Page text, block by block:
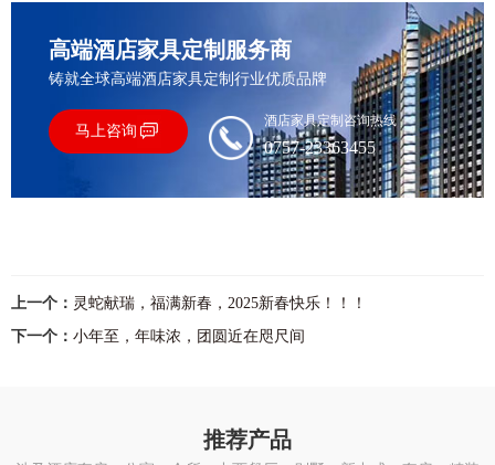
高端酒店家具定制服务商
铸就全球高端酒店家具定制行业优质品牌
马上咨询
酒店家具定制咨询热线
0757-23363455
上一个： ​灵蛇献瑞，福满新春，2025新春快乐！！！
下一个： 小年至，年味浓，团圆近在咫尺间
推荐产品